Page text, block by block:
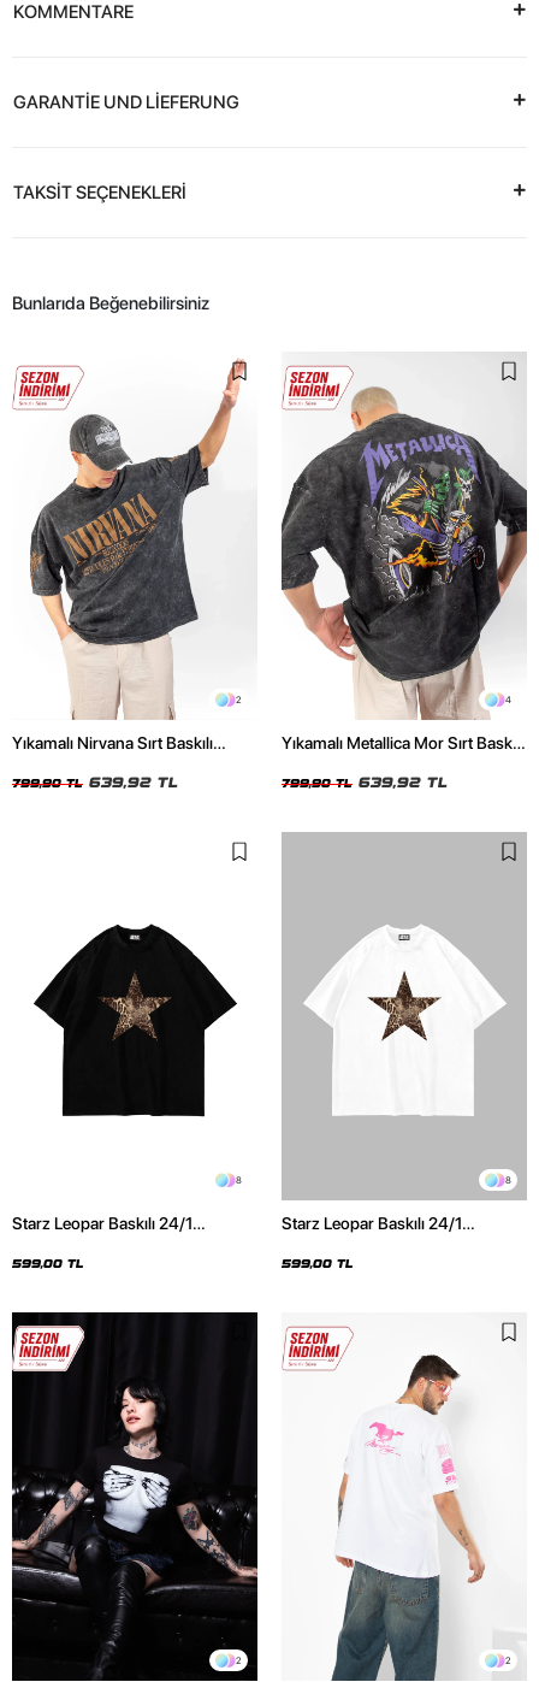
KOMMENTARE
GARANTİE UND LİEFERUNG
TAKSİT SEÇENEKLERİ
Bunlarıda Beğenebilirsiniz
2
Yıkamalı Nirvana Sırt Baskılı
799,90 TL 639,92 TL
4
Yıkamalı Metallica Mor Sırt Baskılı
799,90 TL 639,92 TL
8
Starz Leopar Baskılı 24/1
599,00 TL
8
Starz Leopar Baskılı 24/1
599,00 TL
2 2